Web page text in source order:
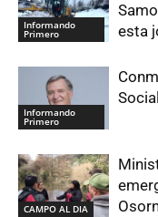
Informando
Primero
esta
Informando
Primero
CAMPO AL DIA